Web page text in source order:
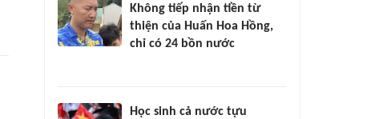
Không tiếp nhận tiền từ
thiện của Huấn Hoa Hồng,
chỉ có 24 bồn nước
Học sinh cả nước tựu